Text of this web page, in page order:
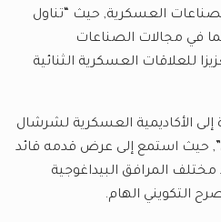
العسكرية, حيث “تناول
في مجالات الصناعات
للعلاقات العسكرية الثنائية
إلى الأكاديمية العسكرية لشرشال
حيث استمع إلى عرض قدمه قائد
مختلف المرافق البيداغوجية
التكويني الهام.